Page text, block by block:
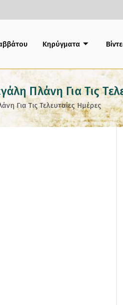
Κηρύγματα
Πλάνη Για Τις
Για Τις Τελευταίες Ημέρες